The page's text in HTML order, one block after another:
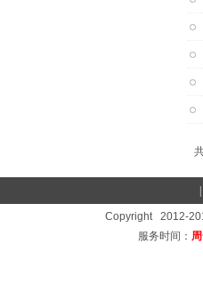
Copyright 2012-
服务时间：